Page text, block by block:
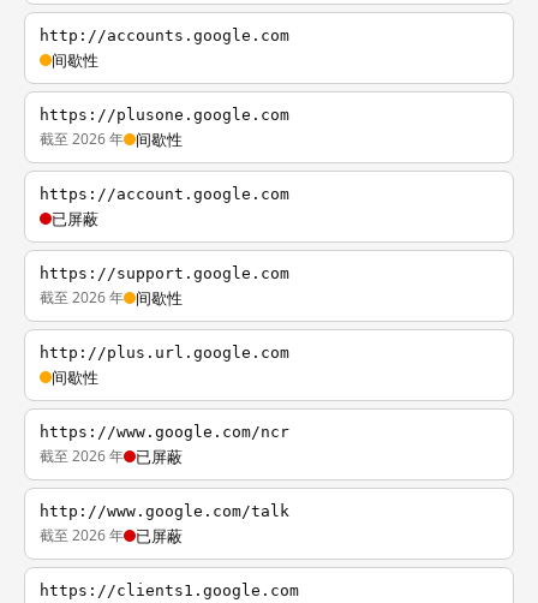
http://accounts.google.com
间歇性
https://plusone.google.com
截至 2026 年 间歇性
https://account.google.com
已屏蔽
https://support.google.com
截至 2026 年 间歇性
http://plus.url.google.com
间歇性
https://www.google.com/ncr
截至 2026 年 已屏蔽
http://www.google.com/talk
截至 2026 年 已屏蔽
https://clients1.google.com